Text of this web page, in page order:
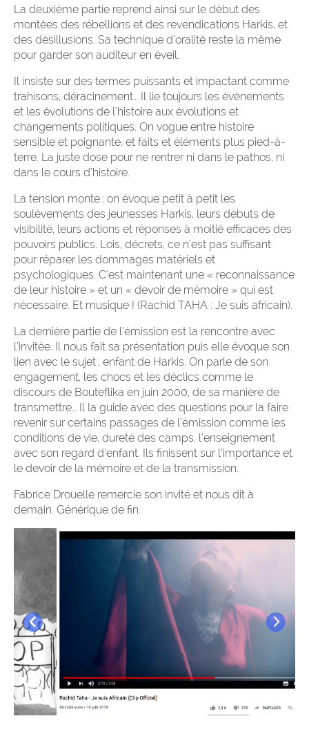
La deuxième partie reprend ainsi sur le début des
montées des rébellions et des revendications Harkis, et
des désillusions. Sa technique d’oralité reste la même
pour garder son auditeur en éveil.
Il insiste sur des termes puissants et impactant comme
trahisons, déracinement… Il lie toujours les évènements
et les évolutions de l’histoire aux évolutions et
changements politiques. On vogue entre histoire
sensible et poignante, et faits et éléments plus pied-à-
terre. La juste dose pour ne rentrer ni dans le pathos, ni
dans le cours d’histoire.
La tension monte ; on évoque petit à petit les
soulèvements des jeunesses Harkis, leurs débuts de
visibilité, leurs actions et réponses à moitié efficaces des
pouvoirs publics. Lois, décrets, ce n’est pas suffisant
pour réparer les dommages matériels et
psychologiques. C’est maintenant une « reconnaissance
de leur histoire » et un « devoir de mémoire » qui est
nécessaire. Et musique ! (Rachid TAHA : Je suis africain).
La dernière partie de l’émission est la rencontre avec
l’invitée. Il nous fait sa présentation puis elle évoque son
lien avec le sujet ; enfant de Harkis. On parle de son
engagement, les chocs et les déclics comme le
discours de Bouteflika en juin 2000, de sa manière de
transmettre… Il la guide avec des questions pour la faire
revenir sur certains passages de l’émission comme les
conditions de vie, dureté des camps, l’enseignement
avec son regard d’enfant. Ils finissent sur l’importance et
le devoir de la mémoire et de la transmission.
Fabrice Drouelle remercie son invité et nous dit à
demain. Générique de fin.